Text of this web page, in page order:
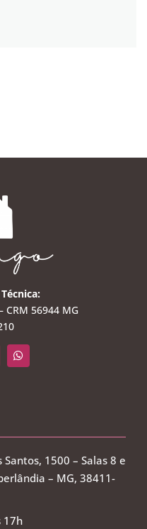
56944 MG
1500 – Salas 8 e
– MG, 38411-
17h